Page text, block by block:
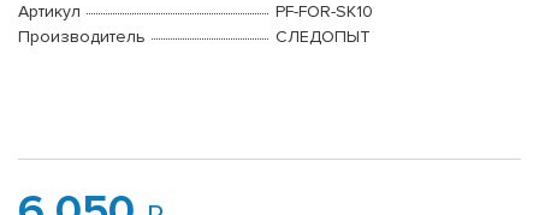
Артикул
PF-FOR-SK10
Производитель
СЛЕДОПЫТ